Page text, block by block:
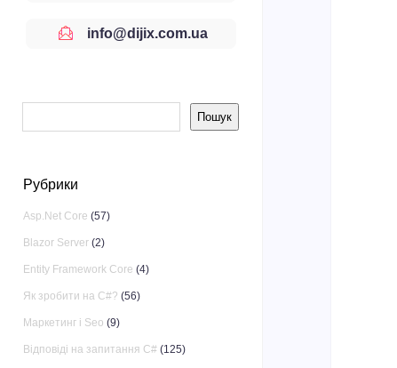
info@dijix.com.ua
Sidebar
Пошук
Рубрики
Asp.Net Core (57)
Blazor Server(2)
Entity Framework Core (4)
Як зробити на C#? (56)
Маркетинг і Seo (9)
Відповіді на запитання C#(125)